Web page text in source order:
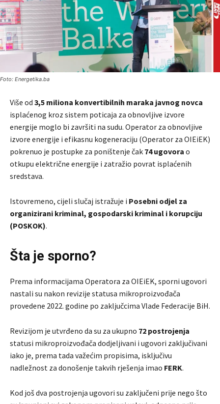
Foto: Energetika.ba
Više od 3,5 miliona konvertibilnih maraka javnog novca
isplaćenog kroz sistem poticaja za obnovljive izvore
energije moglo bi završiti na sudu. Operator za obnovljive
izvore energije i efikasnu kogeneraciju (Operator za OIEiEK)
pokrenuo je postupke za poništenje čak 74 ugovora o
otkupu električne energije i zatražio povrat isplaćenih
sredstava.
Istovremeno, cijeli slučaj istražuje i Posebni odjel za
organizirani kriminal, gospodarski kriminal i korupciju
(POSKOK).
Šta je sporno?
Prema informacijama Operatora za OIEiEK, sporni ugovori
nastali su nakon revizije statusa mikroproizvođača
provedene 2022. godine po zaključcima Vlade Federacije BiH.
Revizijom je utvrđeno da su za ukupno 72 postrojenja
statusi mikroproizvođača dodjeljivani i ugovori zaključivani
iako je, prema tada važećim propisima, isključivu
nadležnost za donošenje takvih rješenja imao FERK.
Kod još dva postrojenja ugovori su zaključeni prije nego što